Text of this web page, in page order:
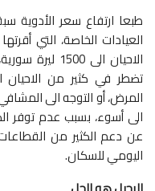
طبعا ارتفاع سعر
العيادات الخاصة، التي
الاحيان الى
تضطر في كثير من الاحيان
المرض، أو التوجه الى
الى أسوء، بسبب عدم توفر
عن دعم الكثير من
اليومي للسكان.